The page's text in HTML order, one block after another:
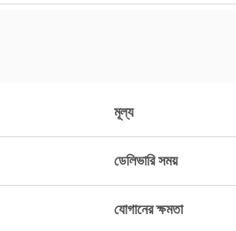
মূল্য
ডেলিভারি সময়
যোগানের ক্ষমতা